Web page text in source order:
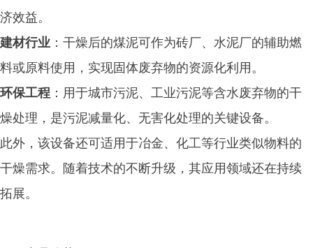
济效益。
建材行业 ：干燥后的煤泥可作为砖厂、水泥厂的辅助燃
料或原料使用，实现固体废弃物的资源化利用。
环保工程 ：用于城市污泥、工业污泥等含水废弃物的干
燥处理，是污泥减量化、无害化处理的关键设备。
此外，该设备还可适用于冶金、化工等行业类似物料的
干燥需求。随着技术的不断升级，其应用领域还在持续
拓展。